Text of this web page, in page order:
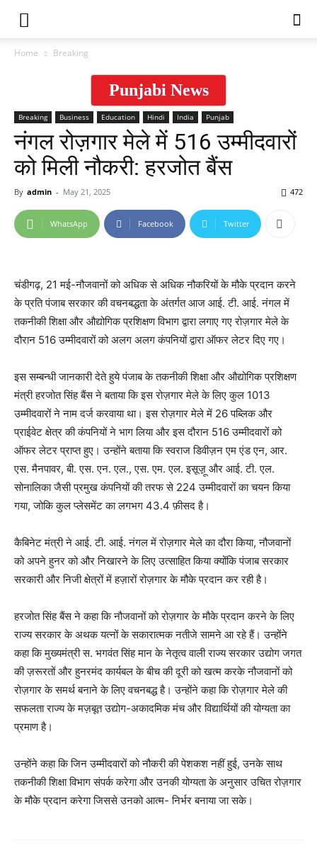
Home Breaking
Punjabi News
Breaking Business Education Hindi India Punjab
नंगल रोज़गार मेले में 516 उम्मीदवारों
को मिली नौकरी: हरजोत बैंस
By admin - May 21, 2025 472
WhatsApp Facebook Twitter
चंडीगढ़, 21 मई-नौजवानों को अधिक से अधिक नौकरियों के मौके प्रदान करने
के प्रति पंजाब सरकार की वचनबद्धता के अंतर्गत आज आई. टी. आई. नंगल में
तकनीकी शिक्षा और औद्योगिक प्रशिक्षण विभाग द्वारा लगाए गए रोज़गार मेले के
दौरान 516 उम्मीदवारों को अलग अलग कंपनियों द्वारा ऑफर लेटर दिए गए।
इस सम्बन्धी जानकारी देते हुये पंजाब के तकनीकी शिक्षा और औद्योगिक प्रशिक्षण
मंत्री हरजोत सिंह बैंस ने बताया कि इस रोज़गार मेले के लिए कुल 1013
उम्मीदवारों ने नाम दर्ज करवाया था। इस रोज़गार मेले में 26 पब्लिक और
प्राईवेट क्षेत्र की कंपनियों ने भाग लिया और इस दौरान 516 उम्मीदवारों को
ऑफर लेटर प्राप्त हुए। उन्होंने बताया कि स्वराज डिवीज़न एम एंड एन, आर.
एस. मैनपावर, बी. एस. एन. एल., एस. एम. एल. इसूज़़ू और आई. टी. एल.
सोनालिका जैसी प्रमुख कंपनियों की तरफ से 224 उम्मीदवारों का चयन किया
गया, जोकि कुल प्लेसमेंट का लगभग 43.4 फ़ीसद है।
कैबिनेट मंत्री ने आई. टी. आई. नंगल में रोज़गार मेले का दौरा किया, नौजवानों
को अपने हुनर को और निखारने के लिए उत्साहित किया क्योंकि पंजाब सरकार
सरकारी और निजी क्षेत्रों में हज़ारों रोज़गार के मौके प्रदान कर रही है।
हरजोत सिंह बैंस ने कहा कि नौजवानों को रोज़गार के मौके प्रदान करने के लिए
राज्य सरकार के अथक यत्नों के सकारात्मक नतीजे सामने आ रहे हैं। उन्होंने
कहा कि मुख्यमंत्री स. भगवंत सिंह मान के नेतृत्व वाली राज्य सरकार उद्योग जगत
की ज़रूरतों और हुनरमंद कार्यबल के बीच की दूरी को खत्म करके नौजवानों को
रोज़गार के समर्थ बनाने के लिए वचनबद्ध है। उन्होंने कहा कि रोज़गार मेले की
सफलता राज्य के मज़बूत उद्योग-अकादमिक मंच और विद्यार्थियों की योग्यता का
प्रमाण है।
उन्होंने कहा कि जिन उम्मीदवारों को नौकरी की पेशकश नहीं हुई, उनके साथ
तकनीकी शिक्षा विभाग संपर्क करेगा और उनकी योग्यता के अनुसार उचित रोज़गार
के मौके प्रदान करेगा जिससे उनको आत्म- निर्भर बनाया जा सके।